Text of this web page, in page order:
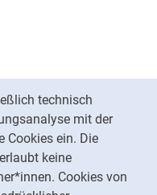
technisch
mit der
Cookies ein. Die
keine
Cookies von